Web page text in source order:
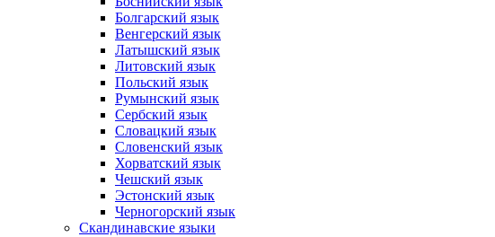
Болгарский язык
Венгерский язык
Латышский язык
Литовский язык
Польский язык
Румынский язык
Сербский язык
Словацкий язык
Словенский язык
Хорватский язык
Чешский язык
Эстонский язык
Черногорский язык
Скандинавские языки